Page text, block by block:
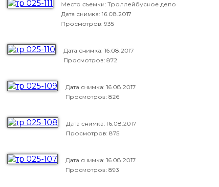
Место съемки: Троллейбусное депо
Дата снимка: 16.08.2017
Просмотров: 935
Дата снимка: 16.08.2017
Просмотров: 872
Дата снимка: 16.08.2017
Просмотров: 826
Дата снимка: 16.08.2017
Просмотров: 875
Дата снимка: 16.08.2017
Просмотров: 893